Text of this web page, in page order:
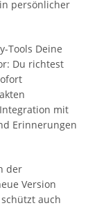
persönlicher
Tools Deine
Du richtest
mit
Erinnerungen
der
Version
auch